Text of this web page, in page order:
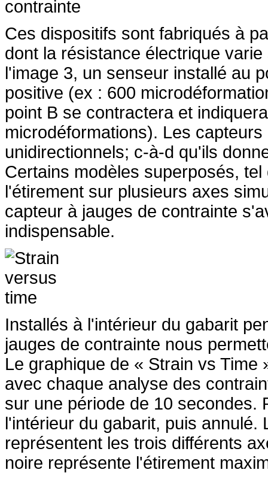
Ces dispositifs sont fabriqués à
dont la résistance électrique
l'image 3, un senseur installé au
positive (ex : 600
point B se contractera et
microdéformations). Les
unidirectionnels; c-à-d qu'ils
Certains modèles superposés,
l'étirement sur plusieurs axes
capteur à jauges de contrainte
indispensable.
Installés à l'intérieur du gabarit
jauges de contrainte nous
Le graphique de « Strain vs
avec chaque analyse des
sur une période de 10 secondes.
l'intérieur du gabarit, puis
représentent les trois différents
noire représente l'étirement